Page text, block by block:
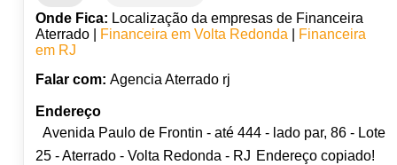
Onde Fica: Localização da empresas de Financeira
Aterrado |
Financeira em Volta Redonda|
Financeira
em RJ
Falar com: Agencia Aterrado rj
Endereço
Avenida Paulo de Frontin - até 444 - lado par, 86 - Lote
25 - Aterrado - Volta Redonda - RJ Endereço copiado!